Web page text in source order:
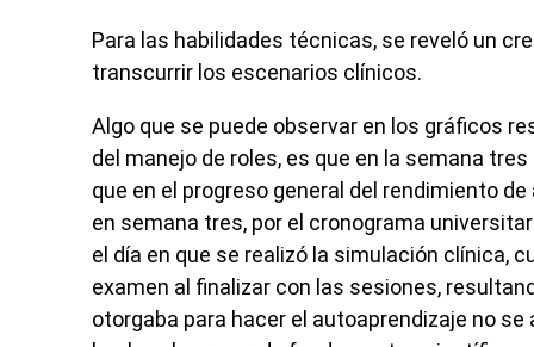
Para las habilidades técnicas, se reveló un
transcurrir los escenarios clínicos.
Algo que se puede observar en los gráficos
del manejo de roles, es que en la semana
que en el progreso general del rendimiento
en semana tres, por el cronograma
el día en que se realizó la simulación clínica,
examen al finalizar con las sesiones,
otorgaba para hacer el autoaprendizaje no